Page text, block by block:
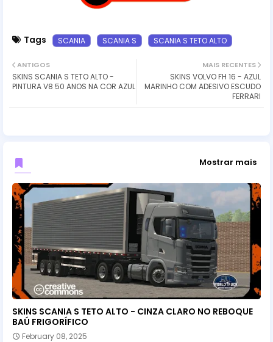
Tags SCANIA SCANIA S SCANIA S TETO ALTO
MAIS RECENTES
SKINS VOLVO FH 16 - AZUL
MARINHO COM ADESIVO ESCUDO
FERRARI
ANTIGOS
SKINS SCANIA S TETO ALTO -
PINTURA V8 50 ANOS NA COR AZUL
Mostrar mais
SKINS SCANIA S TETO ALTO - CINZA CLARO NO REBOQUE
BAÚ FRIGORÍFICO
February 08, 2025